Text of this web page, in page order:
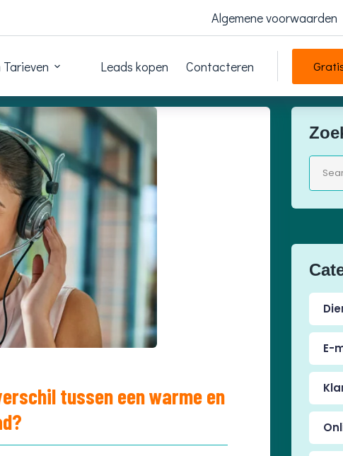
Algemene voorwaarden
Leads kopen Contacteren
tussen een warme en
E-